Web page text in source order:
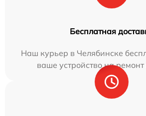
Бесплатная
Наш курьер в Челябинске
ваше устройство на